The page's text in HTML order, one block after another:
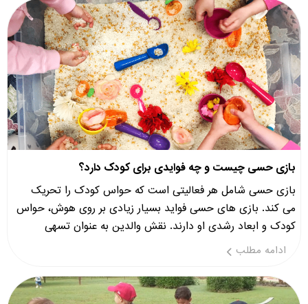
بازی حسی چیست و چه فوایدی برای کودک دارد؟
بازی حسی شامل هر فعالیتی است که حواس کودک را تحریک
می کند. بازی های حسی فواید بسیار زیادی بر روی هوش، حواس
کودک و ابعاد رشدی او دارند. نقش والدین به عنوان تسهی
ادامه مطلب